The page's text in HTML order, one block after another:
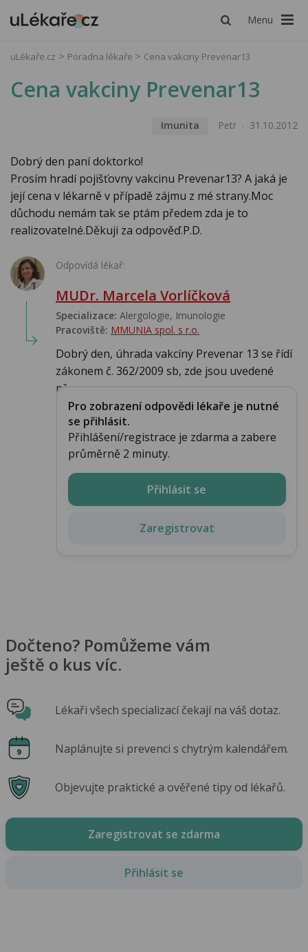
Menu
uLékaře.cz Poradna lékaře Cena vakciny Prevenar13
Cena vakciny Prevenar13
Imunita Petr 31.10.2012
Dobrý den paní doktorko!
Prosím hradí pojišťovny vakcinu Prevenar13? A jaká je
její cena v lékarně v případě zájmu z mé strany.Moc
důchodu nemám tak se ptám předem zda je to
realizovatelné.Děkuji za odpověď.P.D.
Odpovídá lékař:
MUDr. Marcela Vorlíčková
Specializace: Alergologie‎, Imunologie‎
Pracoviště: MMUNIA spol. s r.o.
Dobrý den, úhrada vakcíny Prevenar 13 se řídí
zákonem č. 362/2009 sb, zde jsou uvedené
pře...
Pro zobrazení odpovědi lékaře je nutné
se přihlásit.
Přihlášení/registrace je zdarma a zabere
průměrně 2 minuty.
Přihlásit se
Zaregistrovat
Dočteno? Pomůžeme vám
ještě o kus víc.
Lékaři všech specializací čekají na váš dotaz.
Naplánujte si prevenci s chytrým kalendářem.
Objevujte praktické a ověřené tipy od lékařů.
Zaregistrovat se zdarma
Přihlásit se